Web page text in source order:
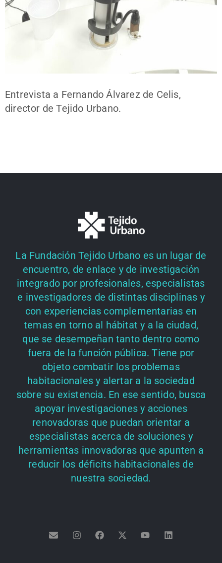
Entrevista a Fernando Álvarez de Celis,
director de Tejido Urbano.
La Fundación Tejido Urbano es un lugar de
encuentro, de enlace y de investigación
integrado por profesionales, especialistas
e investigadores de distintas disciplinas y
con experiencias complementarias en
temas en torno al hábitat y a la ciudad,
que se desempeñan tanto dentro como
fuera de la función pública. Tiene por
objeto combatir los problemas
habitacionales y alertar a la sociedad
sobre su existencia. En ese sentido, busca
apoyar investigaciones y acciones
renovadoras que puedan orientar a
especialistas acerca de soluciones y
herramientas innovadoras que apunten a
reducir los déficits habitacionales de
nuestra sociedad.